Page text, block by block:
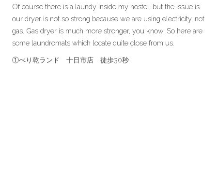
Of course there is a laundy inside my hostel, but the issue is
our dryer is not so strong because we are using electricity, not
gas. Gas dryer is much more stronger, you know. So here are
some laundromats which locate quite close from us.
①ぺり乾ランド 十日市店 徒歩30秒